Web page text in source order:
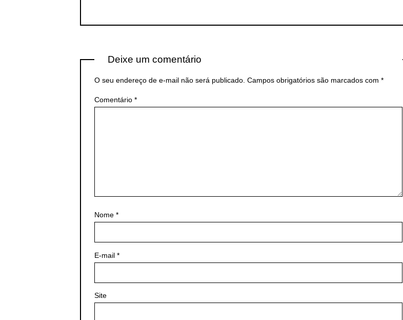
Deixe um comentário
O seu endereço de e-mail não será publicado. Campos obrigatórios são marcados com *
Comentário *
Nome *
E-mail *
Site